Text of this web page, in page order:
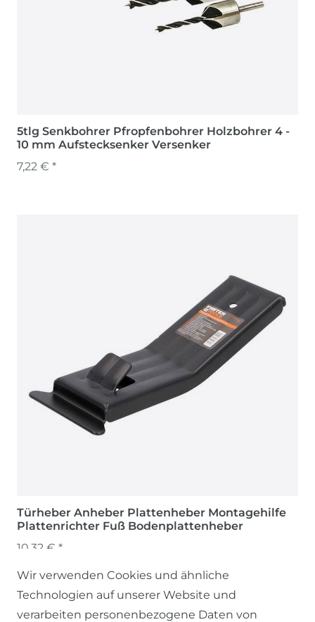
5tlg Senkbohrer Pfropfenbohrer Holzbohrer 4 -
10 mm Aufstecksenker Versenker
7,22 € *
Türheber Anheber Plattenheber Montagehilfe
Plattenrichter Fuß Bodenplattenheber
10,32 € *
Wir verwenden Cookies und ähnliche
Technologien auf unserer Website und
verarbeiten personenbezogene Daten von